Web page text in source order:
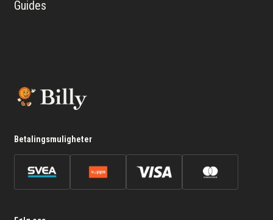
Guides
Betalingsmuligheter